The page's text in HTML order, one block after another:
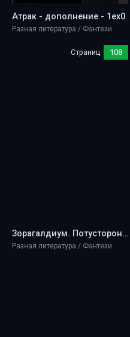
Атрак - дополнение - 1ex0
Разная литература / Фэнтези
Страниц 108
Зорагалдиум. Потусторонний мир - 1ex0
Разная литература / Фэнтези